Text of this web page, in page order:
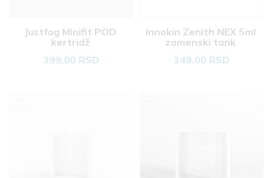
Justfog Minifit POD
kertridž
399,00 RSD
Innokin Zenith NEX 5ml
zamenski tank
349,00 RSD